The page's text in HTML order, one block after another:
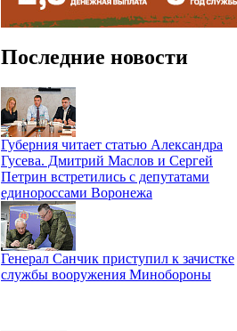
Последние новости
Губерния читает статью Александра
Гусева. Дмитрий Маслов и Сергей
Петрин встретились с депутатами
единороссами Воронежа
Генерал Санчик приступил к зачистке
службы вооружения Минобороны